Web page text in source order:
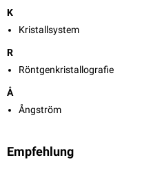
K
Kristallsystem
R
Röntgenkristallografie
Å
Ångström
Empfehlung